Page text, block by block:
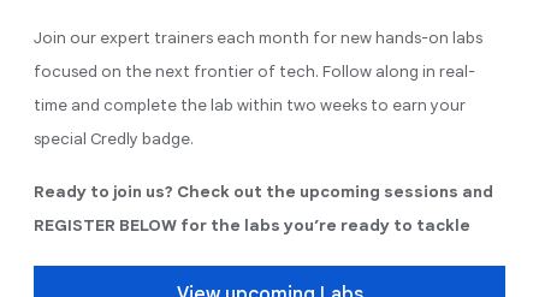
Join our expert trainers each month for new hands-on labs
focused on the next frontier of tech. Follow along in real-
time and complete the lab within two weeks to earn your
special Credly badge.
Ready to join us? Check out the upcoming sessions and
REGISTER BELOW for the labs you’re ready to tackle